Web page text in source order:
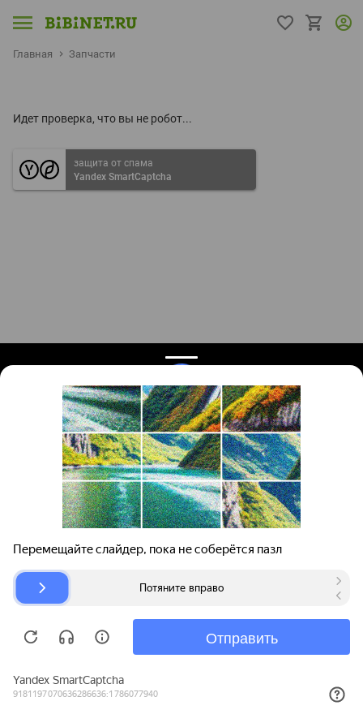
Главная Запчасти
Идет проверка, что вы не робот...
защита от спама
Yandex SmartCaptcha
Поиск запчастей
Для автокомпаний
Авторазборки
О проекте
Помощь
Карта сайта
© bibinet.ru - система поиска запчастей,
Copyright 2010-2026 Все права защищены